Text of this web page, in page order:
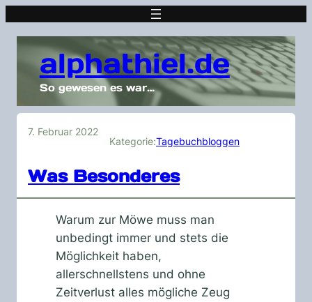
alphathiel.de
So gewesen es war…
7. Februar 2022
Kategorie:Tagebuchbloggen
Was Besonderes
Warum zur Möwe muss man
unbedingt immer und stets die
Möglichkeit haben,
allerschnellstens und ohne
Zeitverlust alles mögliche Zeug